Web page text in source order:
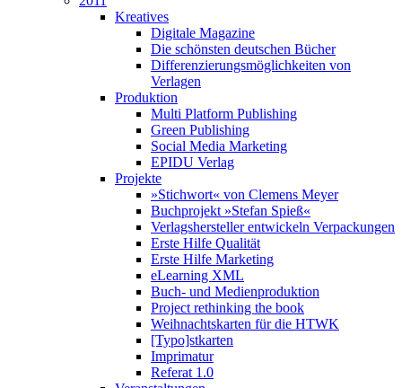
Kreatives
Digitale Magazine
Die schönsten deutschen Bücher
Differenzierungsmöglichkeiten von
Verlagen
Produktion
Multi Platform Publishing
Green Publishing
Social Media Marketing
EPIDU Verlag
Projekte
»Stichwort« von Clemens Meyer
Buchprojekt »Stefan Spieß«
Verlagshersteller entwickeln Verpackungen
Erste Hilfe Qualität
Erste Hilfe Marketing
eLearning XML
Buch- und Medienproduktion
Project rethinking the book
Weihnachtskarten für die HTWK
[Typo]stkarten
Imprimatur
Referat 1.0